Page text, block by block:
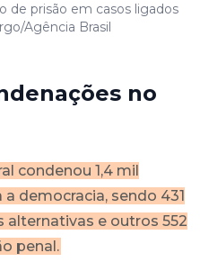
de prisão em casos ligados
Agência Brasil
no
condenou 1,4 mil
democracia, sendo 431
alternativas e outros 552
penal.